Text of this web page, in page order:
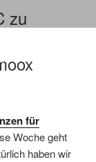
zu
für
Woche geht
haben wir